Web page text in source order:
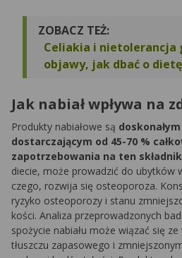
ZOBACZ TEŻ:
Celiakia i nietolerancja
objawy, jak dbać o
Jak nabiał wpływa na
Produkty nabiałowe są
dostarczającym od 45-70 %
zapotrzebowania na ten składnik
diecie, może prowadzić do ubytków
czego, rozwija się osteoporoza.
ryzyko osteoporozy i stanu
kości. Analiza przeprowadzonych
spożycie nabiału może wiązać się
tłuszczu zapasowego i